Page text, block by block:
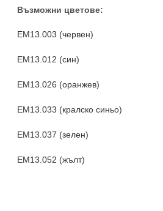
Възможни цветове:
EM13.003 (червен)
EM13.012 (син)
EM13.026 (оранжев)
EM13.033 (кралско синьо)
EM13.037 (зелен)
EM13.052 (жълт)